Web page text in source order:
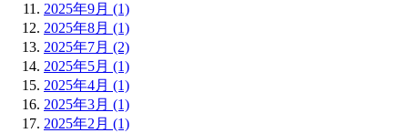
2025年9月 (1)
2025年8月 (1)
2025年7月 (2)
2025年5月 (1)
2025年4月 (1)
2025年3月 (1)
2025年2月 (1)